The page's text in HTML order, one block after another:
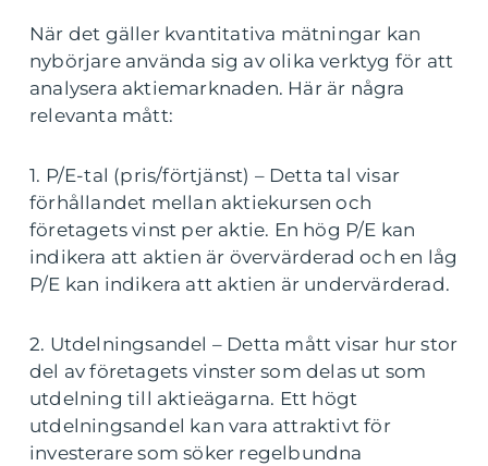
När det gäller kvantitativa mätningar kan
nybörjare använda sig av olika verktyg för att
analysera aktiemarknaden. Här är några
relevanta mått:
1. P/E-tal (pris/förtjänst) – Detta tal visar
förhållandet mellan aktiekursen och
företagets vinst per aktie. En hög P/E kan
indikera att aktien är övervärderad och en låg
P/E kan indikera att aktien är undervärderad.
2. Utdelningsandel – Detta mått visar hur stor
del av företagets vinster som delas ut som
utdelning till aktieägarna. Ett högt
utdelningsandel kan vara attraktivt för
investerare som söker regelbundna